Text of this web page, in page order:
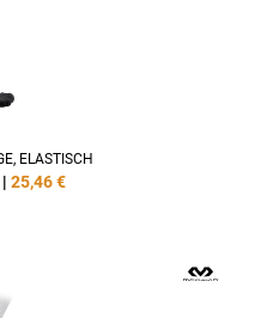
ELASTISCH
| 25,46€